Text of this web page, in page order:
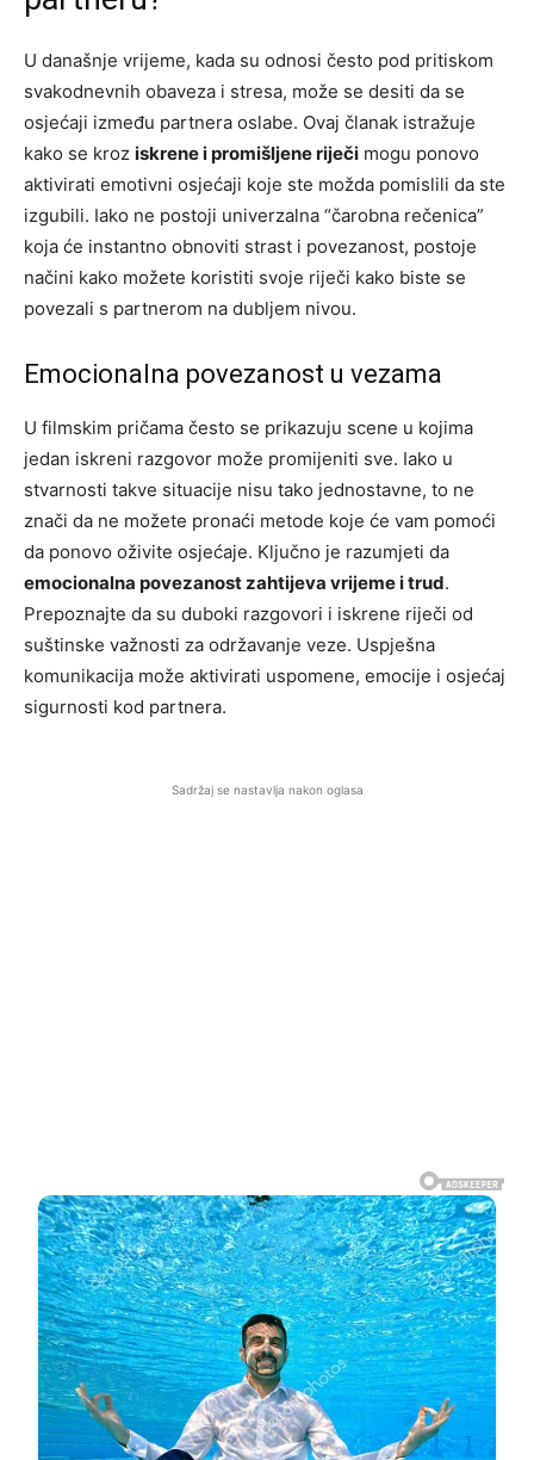
U današnje vrijeme, kada su odnosi često pod pritiskom
svakodnevnih obaveza i stresa, može se desiti da se
osjećaji između partnera oslabe. Ovaj članak istražuje
kako se kroz iskrene i promišljene riječi mogu ponovo
aktivirati emotivni osjećaji koje ste možda pomislili da ste
izgubili. Iako ne postoji univerzalna “čarobna rečenica”
koja će instantno obnoviti strast i povezanost, postoje
načini kako možete koristiti svoje riječi kako biste se
povezali s partnerom na dubljem nivou.
Emocionalna povezanost u vezama
U filmskim pričama često se prikazuju scene u kojima
jedan iskreni razgovor može promijeniti sve. Iako u
stvarnosti takve situacije nisu tako jednostavne, to ne
znači da ne možete pronaći metode koje će vam pomoći
da ponovo oživite osjećaje. Ključno je razumjeti da
emocionalna povezanost zahtijeva vrijeme i trud.
Prepoznajte da su duboki razgovori i iskrene riječi od
suštinske važnosti za održavanje veze. Uspješna
komunikacija može aktivirati uspomene, emocije i osjećaj
sigurnosti kod partnera.
Sadržaj se nastavlja nakon oglasa